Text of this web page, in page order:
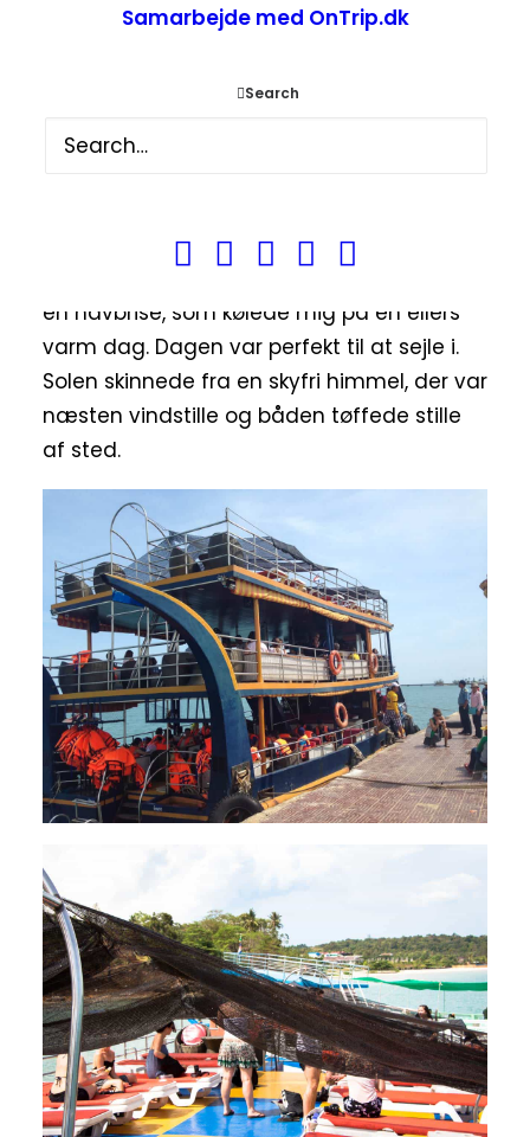
Samarbejde med OnTrip.dk
Search
på soldækket. Det var med håbet om, at
havet, nyde uendeligheden og mærke den
heldig. Båden startede med, at sejle ud på
en havbrise, som kølede mig på en ellers
varm dag. Dagen var perfekt til at sejle i.
Solen skinnede fra en skyfri himmel, der var
næsten vindstille og båden tøffede stille
af sted.